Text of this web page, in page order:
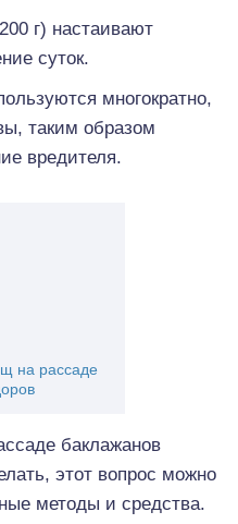
г) настаивают
суток.
многократно,
таким образом
вредителя.
на рассаде
баклажанов
этот вопрос можно
методы и средства.